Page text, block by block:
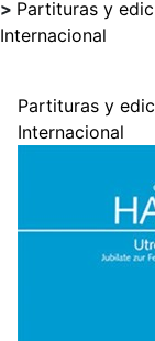
> Partituras y
Internacional
Partituras y
Internacional